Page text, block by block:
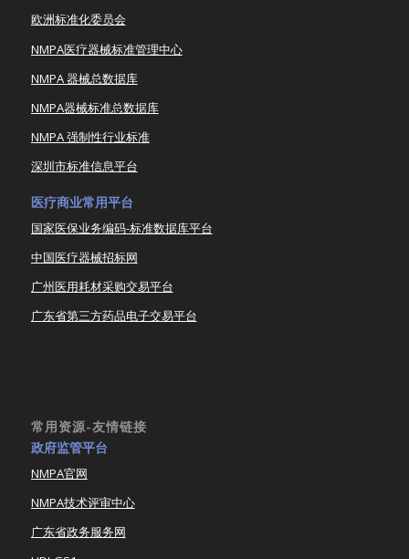
欧洲标准化委员会
NMPA医疗器械标准管理中心
NMPA 器械总数据库
NMPA器械标准总数据库
NMPA 强制性行业标准
深圳市标准信息平台
医疗商业常用平台
国家医保业务编码-标准数据库平台
中国医疗器械招标网
广州医用耗材采购交易平台
广东省第三方药品电子交易平台
常用资源-友情链接
政府监管平台
NMPA官网
NMPA技术评审中心
广东省政务服务网